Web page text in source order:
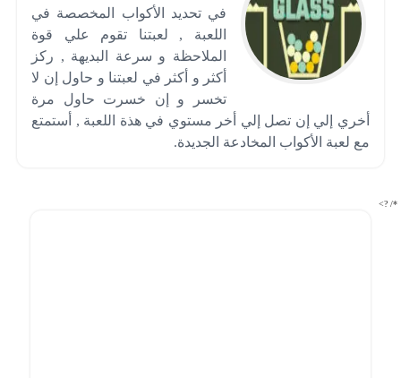
في تحديد الأكواب المخصصة في
اللعبة , لعبتنا تقوم علي قوة
الملاحظة و سرعة البديهة , ركز
أكثر و أكثر في لعبتنا و حاول إن لا
تخسر و إن خسرت حاول مرة
أخري إلي إن تصل إلي أخر مستوي في هذة اللعبة , أستمتع
مع لعبة الأكواب المخادعة الجديدة.
*/ ?>